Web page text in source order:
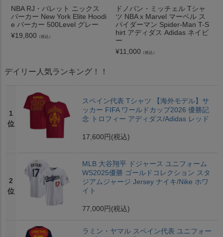
NBA RJ・バレット ニックス
パーカー New York Elite Hoodi
e パーカー 500Level グレー
¥19,800 （税込）
ドノバン・ミッチェル Tシャ
ツ NBA x Marvel マーベル ス
パイダーマン Spider-Man T-S
hirt アディダス Adidas ネイビ
ー
¥11,000 （税込）
デイリー人気ランキング！！
1
位
スペイン代表 Tシャツ 【海外モデル】サ
ッカー FIFA ワールドカップ2026 優勝記
念 トロフィー アディダス/Adidas レッド
17,600円 (税込)
2
位
MLB 大谷翔平 ドジャース ユニフォーム
WS2025優勝 ゴールドコレクション スタ
ジアムジャージ Jersey ナイキ/Nike ホワ
イト
77,000円 (税込)
ラミン・ヤマル スペイン代表 ユニフォー